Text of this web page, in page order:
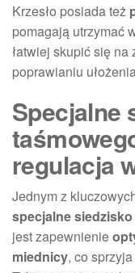
Krzesło posiada też
pomagają utrzymać
łatwiej skupić się
poprawianiu
Specjalne
regulacja
Jednym z
specjalne
jest zapewnienie
miednicy, co